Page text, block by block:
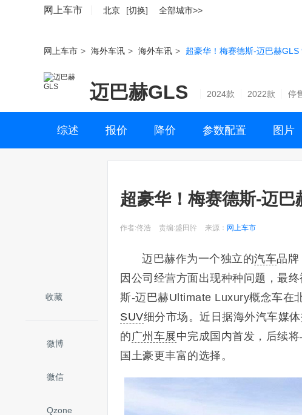
网上车市 北京 [切换] 全部城市>>
网上车市 > 海外车讯 > 海外车讯 > 超豪华！梅赛德斯-迈巴赫
迈巴赫GLS 2024款 2022款 停
综述 报价 降价 参数配置 图片
收藏
微博
微信
Qzone
超豪华！梅赛德斯-迈
作者:佟浩 责编:盛田肸 来源： 网上车市
迈巴赫作为一个独立的汽车品牌
因公司经营方面出现种种问题，最
斯-迈巴赫Ultimate Luxury概念车在
SUV细分市场。近日据海外汽车媒
的 广州车展中完成国内首发，后续
国土豪更丰富的选择。